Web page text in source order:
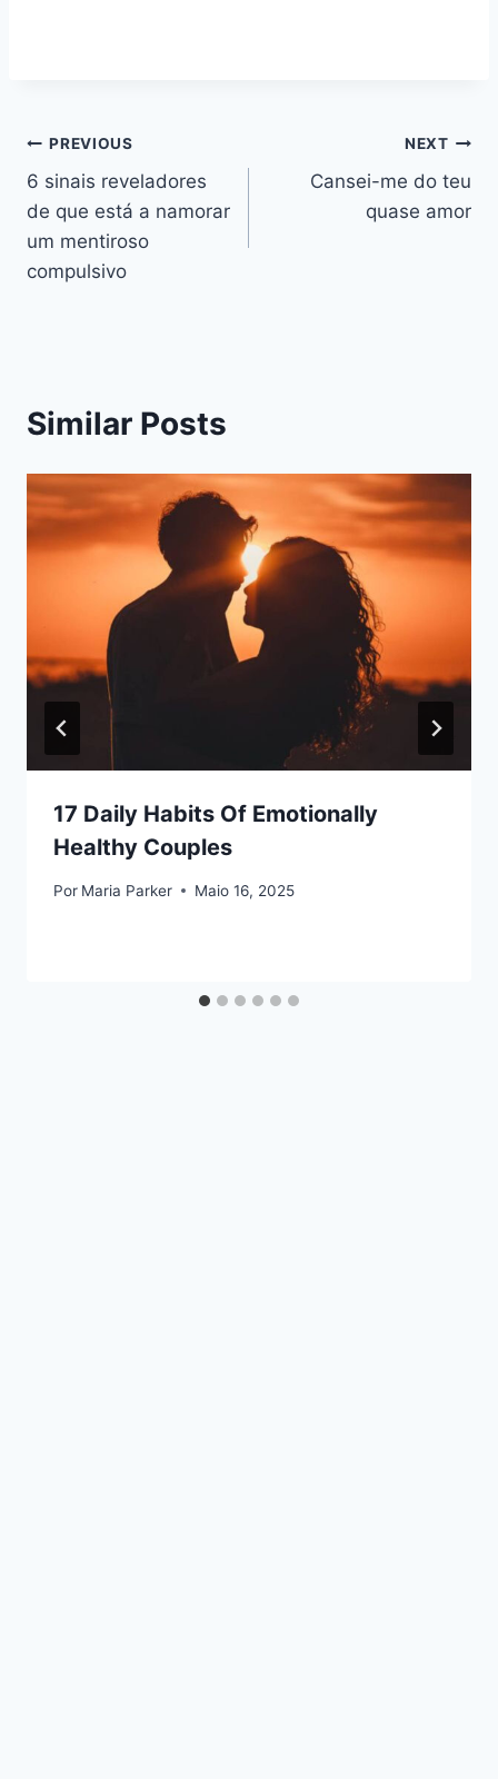
Navegação
de
artigos
PREVIOUS
6 sinais reveladores
de que está a namorar
um mentiroso
compulsivo
NEXT
Cansei-me do teu
quase amor
Similar Posts
17 Daily Habits Of Emotionally
Healthy Couples
Por Maria Parker Maio 16, 2025